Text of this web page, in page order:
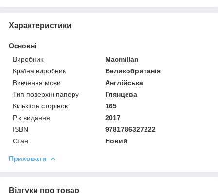
Характеристики
Основні
Виробник
Macmillan
Країна виробник
Великобританія
Вивчення мови
Англійська
Тип поверхні паперу
Глянцева
Кількість сторінок
165
Рік видання
2017
ISBN
9781786327222
Стан
Новий
Приховати
Відгуки про товар